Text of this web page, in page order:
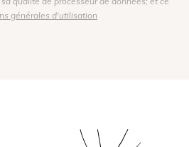
générales d'utilisation